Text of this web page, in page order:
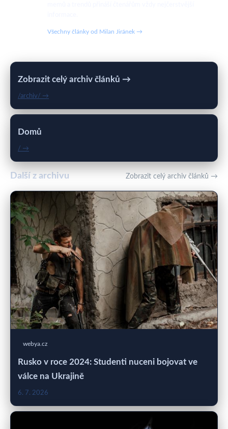
Všechny články od Milan Jiránek →
Zobrazit celý archiv článků →
/archiv/ →
Domů
/ →
Další z archivu Zobrazit celý archiv článků →
webya.cz
Rusko v roce 2024: Studenti nuceni bojovat ve
válce na Ukrajině
6. 7. 2026